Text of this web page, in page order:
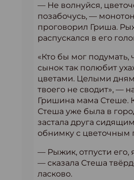
— Не волнуйся,
позабочусь, —
проговорил Гриша.
распускался в его
«Кто бы мог подумать,
сынок так полюбит
цветами. Целыми
твоего не сводит», —
Гришина мама Стеше.
Стеша уже была в
застала друга
обнимку с цветочным
— Рыжик, отпусти его,
— сказала Стеша
ласково.